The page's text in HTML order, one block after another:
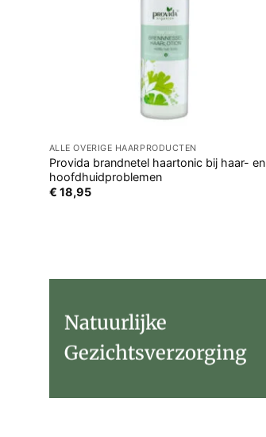
ALLE OVERIGE HAARPRODUCTEN
Provida brandnetel haartonic bij haar- en
hoofdhuidproblemen
€ 18,95
Natuurlijke
Gezichtsverzorging